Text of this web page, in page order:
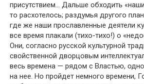
присутстви­ем… Дальше обходить
то расхоте­лось; раздумья другого
где же наши прославленные деятели
все время плака­ли (тихо-тихо!) о
Они, согласно рус­ской культурной
свойственной дворцовым
весь времена — рядом с Властью,
на нее. Но пройдет немного времени,